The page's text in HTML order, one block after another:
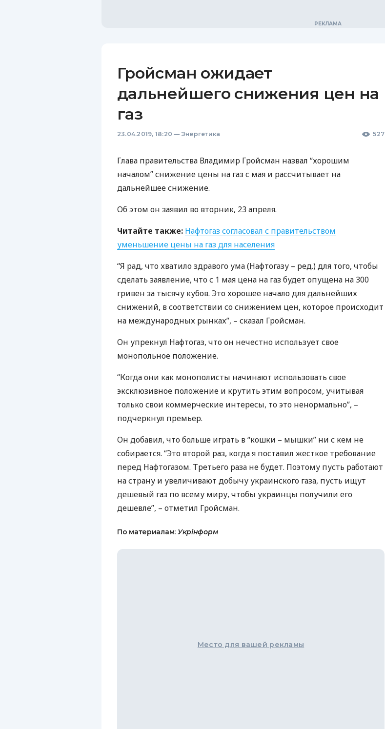
Гройсман ожидает
дальнейшего снижения цен на
газ
23.04.2019, 18:20 — Энергетика 527
Глава правительства Владимир Гройсман назвал “хорошим
началом” снижение цены на газ с мая и рассчитывает на
дальнейшее снижение.
Об этом он заявил во вторник, 23 апреля.
Читайте также: Нафтогаз согласовал с правительством
уменьшение цены на газ для населения
“Я рад, что хватило здравого ума (Нафтогазу – ред.) для того, чтобы
сделать заявление, что с 1 мая цена на газ будет опущена на 300
гривен за тысячу кубов. Это хорошее начало для дальнейших
снижений, в соответствии со снижением цен, которое происходит
на международных рынках”, – сказал Гройсман.
Он упрекнул Нафтогаз, что он нечестно использует свое
монопольное положение.
“Когда они как монополисты начинают использовать свое
эксклюзивное положение и крутить этим вопросом, учитывая
только свои коммерческие интересы, то это ненормально”, –
подчеркнул премьер.
Он добавил, что больше играть в “кошки – мышки” ни с кем не
собирается. “Это второй раз, когда я поставил жесткое требование
перед Нафтогазом. Третьего раза не будет. Поэтому пусть работают
на страну и увеличивают добычу украинского газа, пусть ищут
дешевый газ по всему миру, чтобы украинцы получили его
дешевле”, – отметил Гройсман.
По материалам: Укрінформ
Место для вашей рекламы